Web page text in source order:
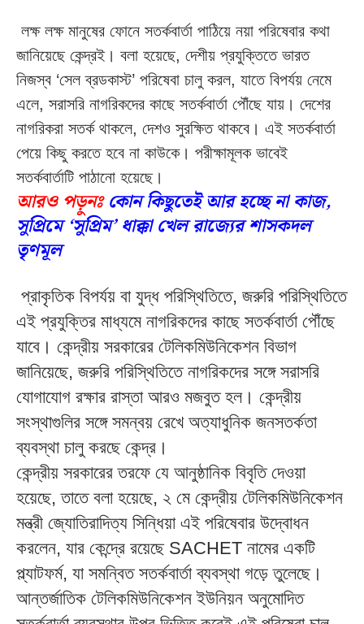
লক্ষ লক্ষ মানুষের ফোনে সতর্কবার্তা পাঠিয়ে নয়া পরিষেবার কথা
জানিয়েছে কেন্দ্রই। বলা হয়েছে, দেশীয় প্রযুক্তিতে ভারত
নিজস্ব ‘সেল ব্রডকাস্ট’ পরিষেবা চালু করল, যাতে বিপর্যয় নেমে
এলে, সরাসরি নাগরিকদের কাছে সতর্কবার্তা পৌঁছে যায়। দেশের
নাগরিকরা সতর্ক থাকলে, দেশও সুরক্ষিত থাকবে। এই সতর্কবার্তা
পেয়ে কিছু করতে হবে না কাউকে। পরীক্ষামূলক ভাবেই
সতর্কবার্তাটি পাঠানো হয়েছে।
আরও পড়ুনঃ কোন কিছুতেই আর হচ্ছে না কাজ,
সুপ্রিমে ‘সুপ্রিম’ ধাক্কা খেল রাজ্যের শাসকদল
তৃণমূল
প্রাকৃতিক বিপর্যয় বা যুদ্ধ পরিস্থিতিতে, জরুরি পরিস্থিতিতে
এই প্রযুক্তির মাধ্যমে নাগরিকদের কাছে সতর্কবার্তা পৌঁছে
যাবে। কেন্দ্রীয় সরকারের টেলিকমিউনিকেশন বিভাগ
জানিয়েছে, জরুরি পরিস্থিতিতে নাগরিকদের সঙ্গে সরাসরি
যোগাযোগ রক্ষার রাস্তা আরও মজবুত হল। কেন্দ্রীয়
সংস্থাগুলির সঙ্গে সমন্বয় রেখে অত্যাধুনিক জনসতর্কতা
ব্যবস্থা চালু করছে কেন্দ্র।
কেন্দ্রীয় সরকারের তরফে যে আনুষ্ঠানিক বিবৃতি দেওয়া
হয়েছে,তাতে বলা হয়েছে, ২ মে কেন্দ্রীয় টেলিকমিউনিকেশন
মন্ত্রী জ্যোতিরাদিত্য সিন্ধিয়া এই পরিষেবার উদ্বোধন
করলেন, যার কেন্দ্রে রয়েছেSACHET নামের একটি
প্ল্যাটফর্ম, যা সমন্বিত সতর্কবার্তা ব্যবস্থা গড়ে তুলেছে।
আন্তর্জাতিক টেলিকমিউনিকেশন ইউনিয়ন অনুমোদিত